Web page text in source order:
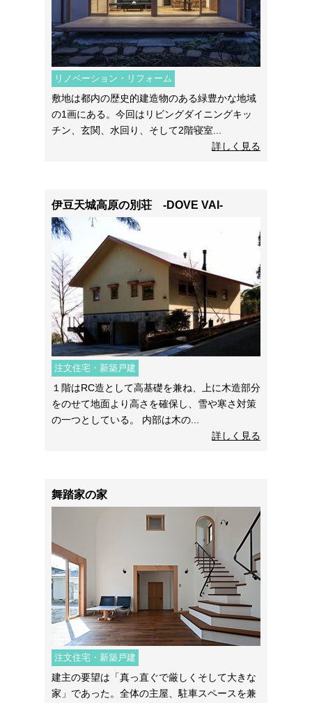
リノベーション・リフォーム
敷地は都内の歴史的建造物のある緑豊かな地域
の1画にある。今回はリビングダイニングキッ
チン、玄関、水回り、そして2階寝室...
詳しく見る
伊豆天城高原の別荘 -DOVE VAI-
注文住宅・新築戸建
１階はRC造として高基礎を兼ね、上に木造部分
をのせて地面より高さを確保し、雪や寒さ対策
の一つとしている。 内部は木の...
詳しく見る
舞踏家の家
注文住宅・新築戸建
建主の要望は「真っ直ぐで厳しくそして大きな
家」であった。全体の主屋、駐車スペースを兼